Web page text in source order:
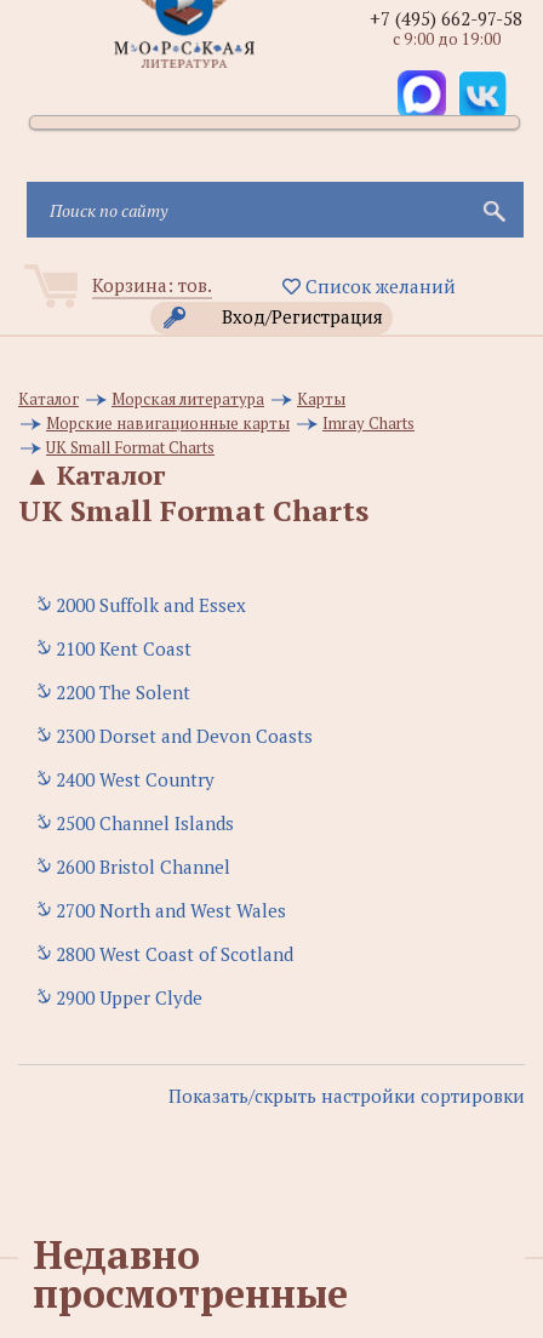
Корзина: тов.
Список желаний
Вход/Регистрация
+7 (495) 662-97-58
с 9:00 до 19:00
Каталог Морская литература
Карты
Морские навигационные карты
Imray Charts
UK Small Format Charts
Каталог
▲
UK Small Format Charts
2000 Suffolk and Essex
2100 Kent Coast
2200 The Solent
2300 Dorset and Devon Coasts
2400 West Country
2500 Channel Islands
2600 Bristol Channel
2700 North and West Wales
2800 West Coast of Scotland
2900 Upper Clyde
Показать/скрыть настройки сортировки
Недавно
просмотренные